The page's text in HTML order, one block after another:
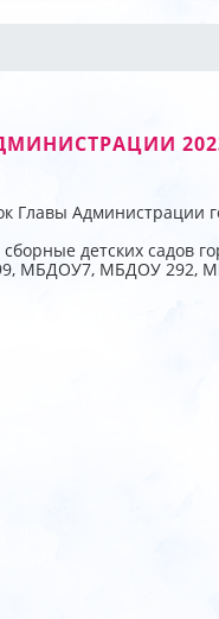
Главы Администрации
детских садов
МБДОУ7, МБДОУ 292,